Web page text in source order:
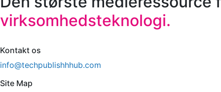
virksomhedsteknologi.
Kontakt os
info@techpublishhhub.com
Site Map